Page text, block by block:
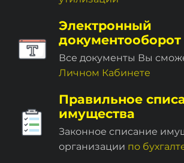
Электронный
документооборот
Все документы Вы
Личном Кабинете
Правильное
имущества
Законное списание
организации по